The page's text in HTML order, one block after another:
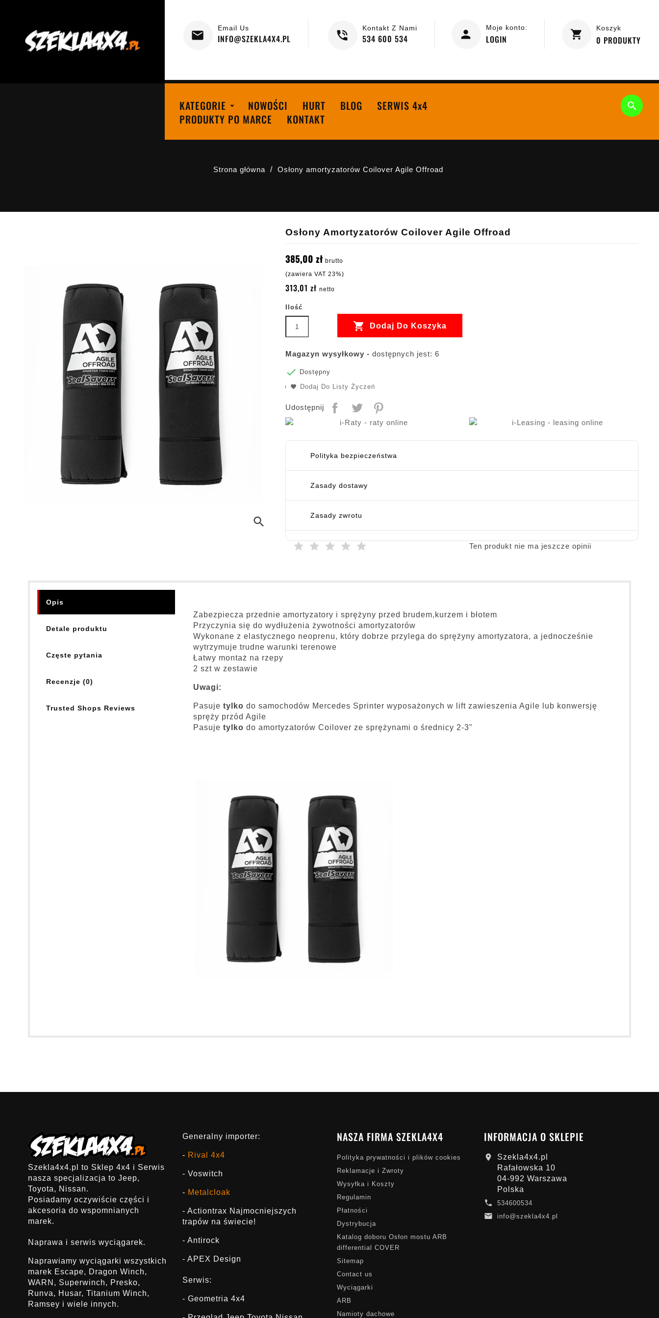
Koszyk
0 PRODUKTY
Moje konto:
LOGIN
Kontakt Z Nami
534 600 534
Email Us
INFO@SZEKLA4X4.PL
KATEGORIE NOWOŚCI HURT BLOG
SERWIS 4x4
PRODUKTY PO MARCE
KONTAKT

Strona główna Osłony amortyzatorów Coilover Agile Offroad
search
Osłony Amortyzatorów Coilover Agile Offroad
385,00 zł brutto
(zawiera VAT 23%)
313,01 zł netto
Ilość
 Dodaj Do Koszyka
Magazyn wysyłkowy - dostępnych jest: 6

Dostępny
Dodaj Do Listy Życzeń
Udostępnij
Polityka bezpieczeństwa
Zasady dostawy
Zasady zwrotu
Ten produkt nie ma jeszcze opinii
Opis
Detale produktu
Częste pytania
Recenzje (0)
Trusted Shops Reviews
Zabezpiecza przednie amortyzatory i sprężyny przed brudem,kurzem i błotem
Przyczynia się do wydłużenia żywotności amortyzatorów
Wykonane z elastycznego neoprenu, który dobrze przylega do sprężyny amortyzatora, a jednocześnie
wytrzymuje trudne warunki terenowe
Łatwy montaż na rzepy
2 szt w zestawie
Uwagi:
Pasuje tylko do samochodów Mercedes Sprinter wyposażonych w lift zawieszenia Agile lub konwersję
spręży przód Agile
Pasuje tylko do amortyzatorów Coilover ze sprężynami o średnicy 2-3"
Szekla4x4.pl to Sklep 4x4 i Serwis
nasza specjalizacja to Jeep,
Toyota, Nissan.
Posiadamy oczywiście części i
akcesoria do wspomnianych
marek.
Naprawa i serwis wyciągarek.
Naprawiamy wyciągarki wszystkich
marek Escape, Dragon Winch,
WARN, Superwinch, Presko,
Runva, Husar, Titanium Winch,
Ramsey i wiele innych.
Generalny importer:
- Rival 4x4
- Voswitch
- Metalcloak
- Actiontrax Najmocniejszych
trapów na świecie!
- Antirock
- APEX Design
Serwis:
- Geometria 4x4
NASZA FIRMA SZEKLA4X4
Polityka prywatności i plików cookies
Reklamacje i Zwroty
Wysyłka i Koszty
Regulamin
Płatności
Dystrybucja
Katalog doboru Osłon mostu ARB
differential COVER
Sitemap
Contact us
Wyciągarki
ARB
Namioty dachowe
INFORMACJA O SKLEPIE

Szekla4x4.pl
Rafałowska 10
04-992 Warszawa
Polska
 534600534
 info@szekla4x4.pl